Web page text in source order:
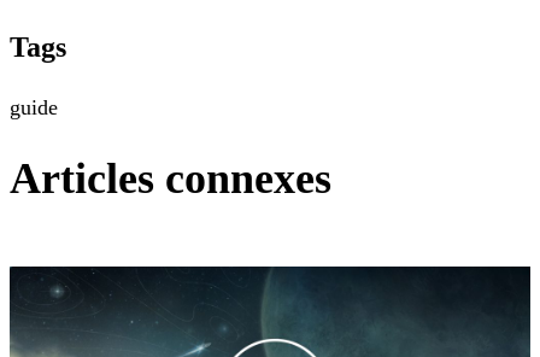
Tags
guide
Articles connexes